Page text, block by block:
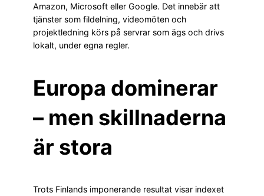
Amazon, Microsoft eller Google. Det innebär att
tjänster som fildelning, videomöten och
projektledning körs på servrar som ägs och drivs
lokalt, under egna regler.
Europa dominerar
– men skillnaderna
är stora
Trots Finlands imponerande resultat visar indexet